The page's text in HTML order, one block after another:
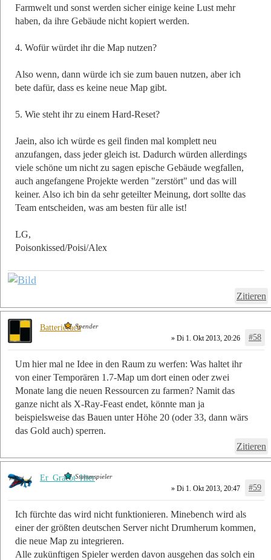
Farmwelt und sonst werden sicher einige keine Lust mehr
haben, da ihre Gebäude nicht kopiert werden.
4. Wofür würdet ihr die Map nutzen?
Also wenn, dann würde ich sie zum bauen nutzen, aber ich
bete dafür, dass es keine neue Map gibt.
5. Wie steht ihr zu einem Hard-Reset?
Jaein, also ich würde es geil finden mal komplett neu
anzufangen, dass jeder gleich ist. Dadurch würden allerdings
viele schöne um nicht zu sagen epische Gebäude wegfallen,
auch angefangene Projekte werden "zerstört" und das will
keiner. Also ich bin da sehr geteilter Meinung, dort sollte das
Team entscheiden, was am besten für alle ist!
LG,
Poisonkissed/Poisi/Alex
Zitieren
» Di 1. Okt 2013, 20:26 #58
Um hier mal ne Idee in den Raum zu werfen: Was haltet ihr
von einer Temporären 1.7-Map um dort einen oder zwei
Monate lang die neuen Ressourcen zu farmen? Namit das
ganze nicht als X-Ray-Feast endet, könnte man ja
beispielsweise das Bauen unter Höhe 20 (oder 33, dann wärs
das Gold auch) sperren.
Zitieren
BatteriefachSpender
» Di 1. Okt 2013, 20:47 #59
Ich fürchte das wird nicht funktionieren. Minebench wird als
einer der größten deutschen Server nicht Drumherum kommen,
die neue Map zu integrieren.
Alle zukünftigen Spieler werden davon ausgehen das solch ein
Er_Graebt_Hier
Stammspieler